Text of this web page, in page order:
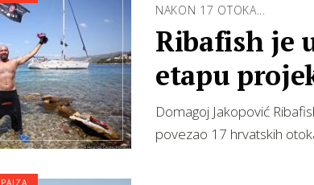
NAKON 17 OTOKA...
Ribafish je
etapu
Domagoj Jakopović
povezao 17 hrvatskih